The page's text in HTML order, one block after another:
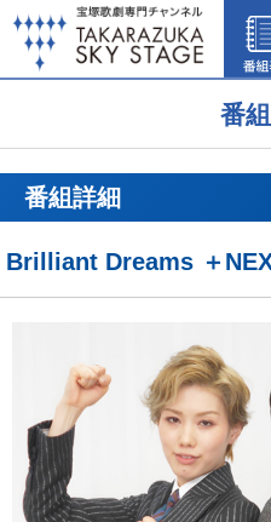
番
番組詳細
Brilliant Dreams ＋